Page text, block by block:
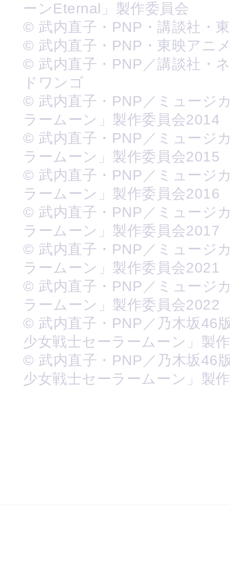
ーンEternal」製作委員会
© 武内直子・PNP・講談社・
© 武内直子・PNP・東映アニ
© 武内直子・PNP／講談社・
ドワンゴ
© 武内直子・PNP／ミュージ
ラームーン」製作委員会2014
© 武内直子・PNP／ミュージ
ラームーン」製作委員会2015
© 武内直子・PNP／ミュージ
ラームーン」製作委員会2016
© 武内直子・PNP／ミュージ
ラームーン」製作委員会2017
© 武内直子・PNP／ミュージ
ラームーン」製作委員会2021
© 武内直子・PNP／ミュージ
ラームーン」製作委員会2022
© 武内直子・PNP／乃木坂46
少女戦士セーラームーン」製
© 武内直子・PNP／乃木坂46
少女戦士セーラームーン」製